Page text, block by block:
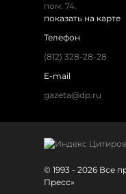
пом. 74.
показать на карте
Телефон
(812) 328-28-28
E-mail
gazeta@dp.ru
© 1993 - 2026 Все
Пресс»